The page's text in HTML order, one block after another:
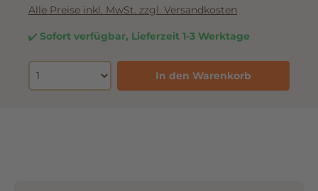
Alle Preise inkl. MwSt. zzgl. Versandkosten
Sofort verfügbar, Lieferzeit 1-3 Werktage
In den Warenkorb